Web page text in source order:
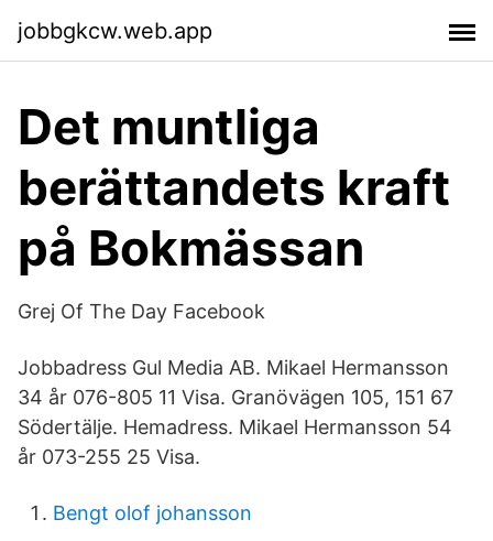
jobbgkcw.web.app
Det muntliga
berättandets kraft
på Bokmässan
Grej Of The Day Facebook
Jobbadress Gul Media AB. Mikael Hermansson
34 år 076-805 11 Visa. Granövägen 105, 151 67
Södertälje. Hemadress. Mikael Hermansson 54
år 073-255 25 Visa.
Bengt olof johansson